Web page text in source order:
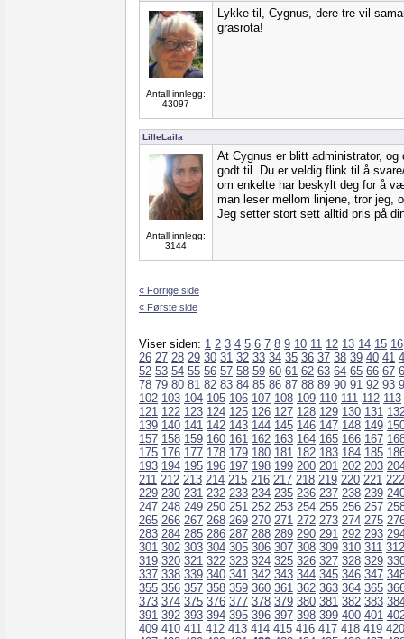
Antall innlegg:
43097
Lykke til, Cygnus, dere tre vil
grasrota!
LilleLaila
Antall innlegg:
3144
At Cygnus er blitt administrator,
godt til. Du er veldig flink til å
om enkelte har beskylt deg for å
man leser mellom linjene, tror jeg,
Jeg setter stort sett alltid pris på
« Forrige side
« Første side
Viser siden: 1 2 3 4 5 6 7 8 9 10 11 12 13 14 15 16
26 27 28 29 30 31 32 33 34 35 36 37 38 39 40 41
52 53 54 55 56 57 58 59 60 61 62 63 64 65 66 67
78 79 80 81 82 83 84 85 86 87 88 89 90 91 92 93
102 103 104 105 106 107 108 109 110 111 112 113
121 122 123 124 125 126 127 128 129 130 131
139 140 141 142 143 144 145 146 147 148 149
157 158 159 160 161 162 163 164 165 166 167
175 176 177 178 179 180 181 182 183 184 185
193 194 195 196 197 198 199 200 201 202 203
211 212 213 214 215 216 217 218 219 220 221 222
229 230 231 232 233 234 235 236 237 238 239
247 248 249 250 251 252 253 254 255 256 257
265 266 267 268 269 270 271 272 273 274 275
283 284 285 286 287 288 289 290 291 292 293
301 302 303 304 305 306 307 308 309 310 311 312
319 320 321 322 323 324 325 326 327 328 329
337 338 339 340 341 342 343 344 345 346 347
355 356 357 358 359 360 361 362 363 364 365
373 374 375 376 377 378 379 380 381 382 383
391 392 393 394 395 396 397 398 399 400 401
409 410 411 412 413 414 415 416 417 418 419 420